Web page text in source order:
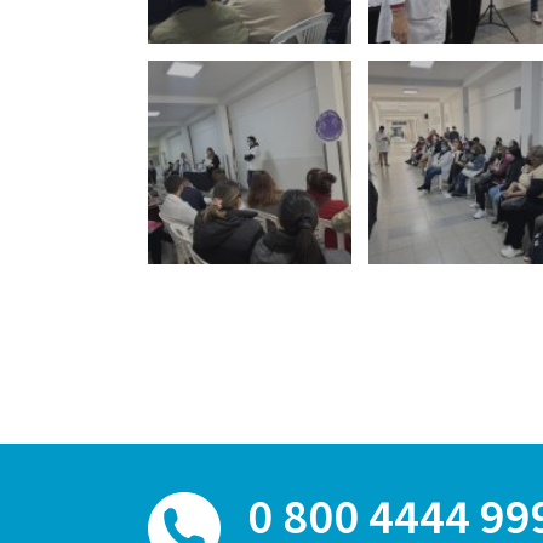
0 800 4444